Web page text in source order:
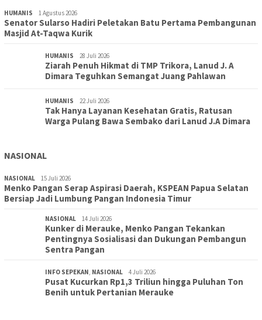
HUMANIS 1 Agustus 2026
Senator Sularso Hadiri Peletakan Batu Pertama Pembangunan
Masjid At-Taqwa Kurik
HUMANIS 28 Juli 2026
Ziarah Penuh Hikmat di TMP Trikora, Lanud J. A
Dimara Teguhkan Semangat Juang Pahlawan
HUMANIS 22 Juli 2026
Tak Hanya Layanan Kesehatan Gratis, Ratusan
Warga Pulang Bawa Sembako dari Lanud J.A Dimara
NASIONAL
NASIONAL 15 Juli 2026
Menko Pangan Serap Aspirasi Daerah, KSPEAN Papua Selatan
Bersiap Jadi Lumbung Pangan Indonesia Timur
NASIONAL 14 Juli 2026
Kunker di Merauke, Menko Pangan Tekankan
Pentingnya Sosialisasi dan Dukungan Pembangun
Sentra Pangan
INFO SEPEKAN, NASIONAL 4 Juli 2026
Pusat Kucurkan Rp1,3 Triliun hingga Puluhan Ton
Benih untuk Pertanian Merauke